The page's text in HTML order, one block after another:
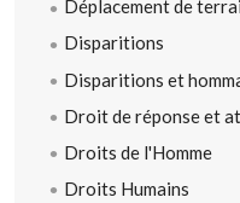
Déplacement de
Disparitions
Disparitions et
Droit de réponse et
Droits de l'Homme
Droits Humains